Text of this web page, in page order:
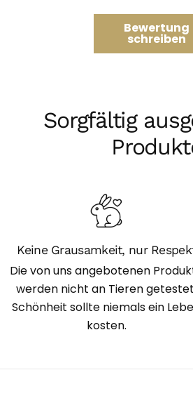
Bewertung
schreiben
Sorgfältig
Keine Grausamkeit, nur
Die von uns angebotenen
werden nicht an Tieren
Schönheit sollte niemals ein
kosten.